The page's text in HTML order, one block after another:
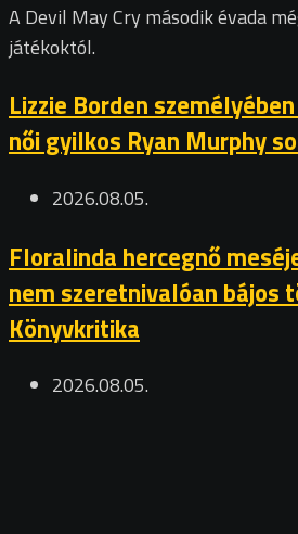
A Devil May Cry második évada
játékoktól.
Lizzie Borden
női gyilkos Ryan Murphy
2026.08.05.
Floralinda hercegnő
nem szeretnivalóan bájos
Könyvkritika
2026.08.05.